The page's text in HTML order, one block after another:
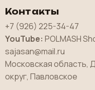
Контакты
+7 (926) 225-34-47
YouTube: POLMASH
sajasan@mail.ru
Московская область,
округ, Павловское